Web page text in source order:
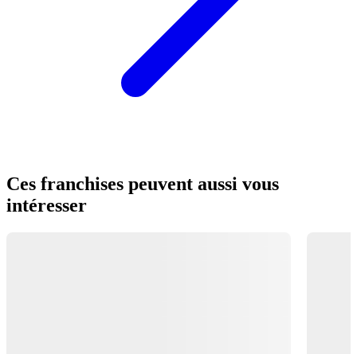
Ces franchises peuvent aussi vous
intéresser